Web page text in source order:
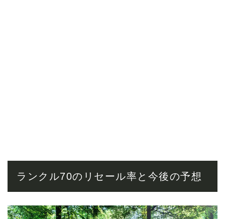
ランクル70のリセール率と今後の予想